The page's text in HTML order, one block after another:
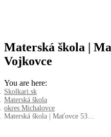
Materská škola |
Vojkovce
You are here:
Skolkari.sk
Materská škola
okres Michalovce
Materská škola | Maťovce 53…